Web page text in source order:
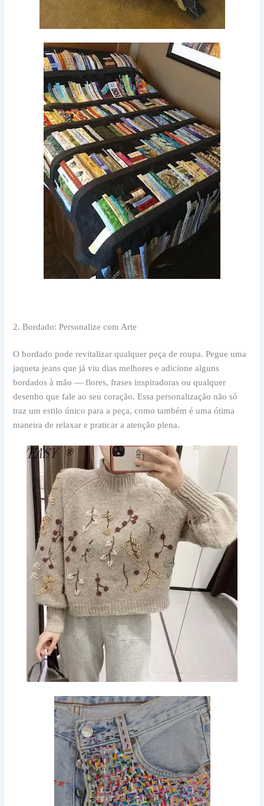
2. Bordado: Personalize com Arte
O bordado pode revitalizar qualquer peça de roupa. Pegue uma
jaqueta jeans que já viu dias melhores e adicione alguns
bordados à mão — flores, frases inspiradoras ou qualquer
desenho que fale ao seu coração. Essa personalização não só
traz um estilo único para a peça, como também é uma ótima
maneira de relaxar e praticar a atenção plena.